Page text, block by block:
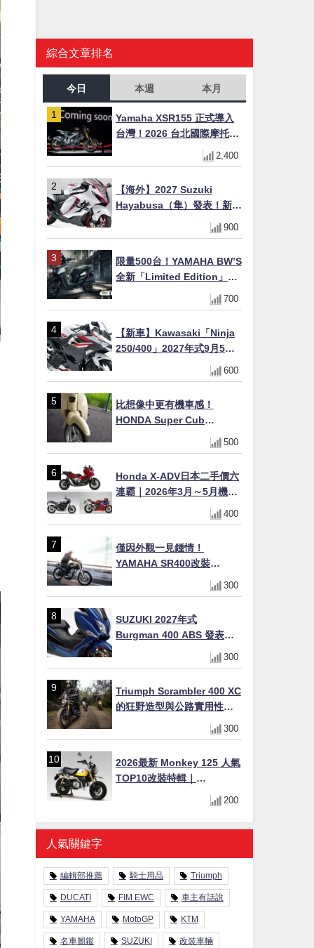
綜合文章排名
今日 本週 本月
Yamaha XSR155 正式導入
台灣！2026 台北國際摩托車
展亮相，70 週年紀念版
YZF-R 系列限量追加販售
2,400
【海外】2027 Suzuki
Hayabusa（隼）發表！新增
Special Edition 特仕版，全
新珍珠白塗裝與專屬配備登
900
限量500台！YAMAHA BW’S
全新「Limited Edition」都
市探索限定色 GOOPiMADE
聯名包同步登場
700
【新車】Kawasaki「Ninja
250/400」2027年式9月5日
日本發售！新塗裝登場×價格
不變×輔助滑動式離合器
600
比想像中更有機車感！
HONDA Super Cub
110【Webike愛車精選】
500
Honda X-ADV日本二手價六
連霸｜2026年3月～5月機車
轉售排行榜 CBR1000RR-R
FIREBLADE SP首度躋身前
400
僅因外觀一見鍾情！
YAMAHA SR400改裝
Tracker風格｜ 女車主的機車
人生蛻變記
300
SUZUKI 2027年式
Burgman 400 ABS 發表！
8/18日本上市、支援E10汽油
售價98萬100日圓
300
Triumph Scrambler 400 XC
的狂野造型與公路實用性的
300
2026最新 Monkey 125 人氣
TOP10改裝特輯｜
YOSHIMURA合法認證排氣
管、OHLINS後避震、OVER
Racing防倒球
200
人氣關鍵字
編輯部推薦 騎士用品 Triumph
DUCATI FIM EWC 車主有話說
YAMAHA MotoGP KTM
名車圖鑑 SUZUKI 改裝車輛